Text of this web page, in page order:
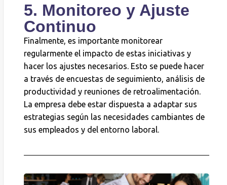
5. Monitoreo y Ajuste
Continuo
Finalmente, es importante monitorear
regularmente el impacto de estas iniciativas y
hacer los ajustes necesarios. Esto se puede hacer
a través de encuestas de seguimiento, análisis de
productividad y reuniones de retroalimentación.
La empresa debe estar dispuesta a adaptar sus
estrategias según las necesidades cambiantes de
sus empleados y del entorno laboral.